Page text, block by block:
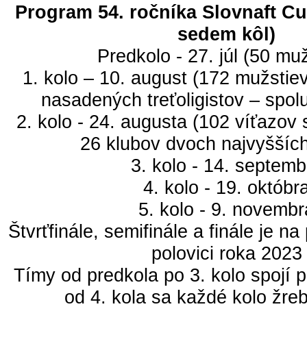
Program 54. ročníka Slovnaft
sedem kôl)
Predkolo - 27. júl (50
1. kolo – 10. august (172
nasadených treťoligistov –
2. kolo - 24. augusta (102 víťazov
26 klubov dvoch
3. kolo - 14.
4. kolo - 19.
5. kolo - 9.
Štvrťfinále, semifinále a finále je na
polovici roka 2023
Tímy od predkola po 3. kolo spojí
od 4. kola sa každé kolo